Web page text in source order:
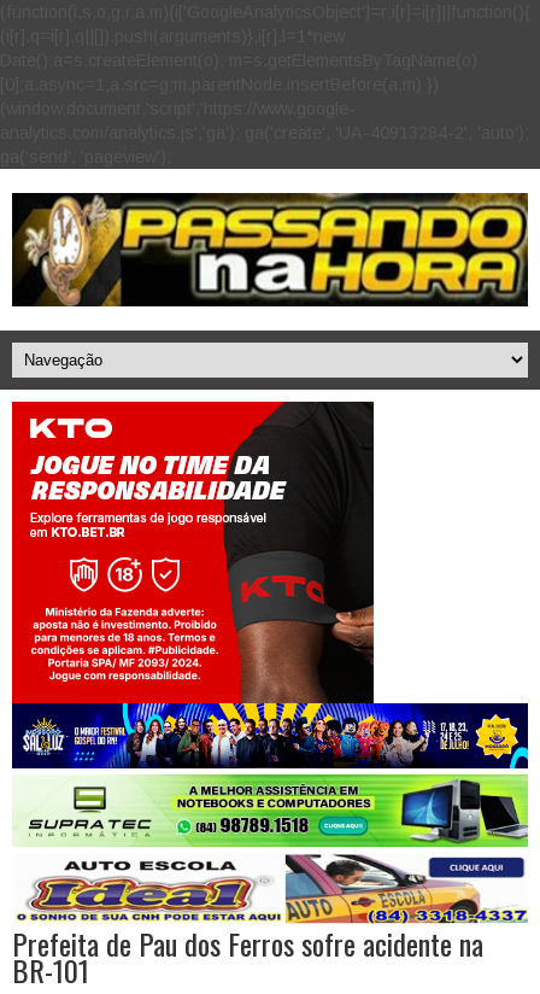
Jogue com responsabilidade. 18+
Prefeita de Pau dos Ferros sofre acidente na
BR-101